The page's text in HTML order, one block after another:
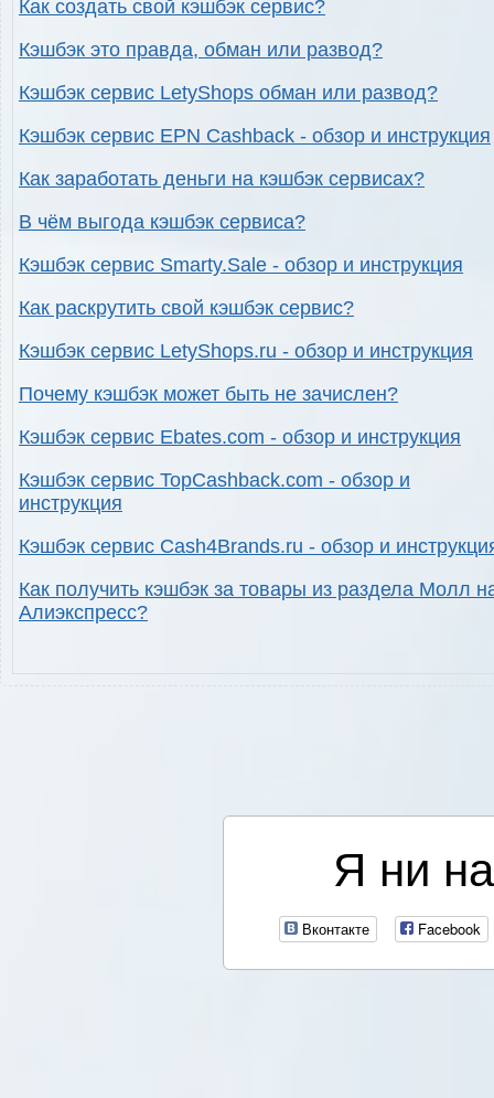
Как создать свой кэшбэк сервис?
Кэшбэк это правда, обман или развод?
Кэшбэк сервис LetyShops обман или развод?
Кэшбэк сервис EPN Cashback - обзор и инструкция
Как заработать деньги на кэшбэк сервисах?
В чём выгода кэшбэк сервиса?
Кэшбэк сервис Smarty.Sale - обзор и инструкция
Как раскрутить свой кэшбэк сервис?
Кэшбэк сервис LetyShops.ru - обзор и инструкция
Почему кэшбэк может быть не зачислен?
Кэшбэк сервис Ebates.com - обзор и инструкция
Кэшбэк сервис TopCashback.com - обзор и
инструкция
Кэшбэк сервис Cash4Brands.ru - обзор и
Как получить кэшбэк за товары из раздела Молл
Алиэкспресс?
Я ни
Вконтакте Facebook